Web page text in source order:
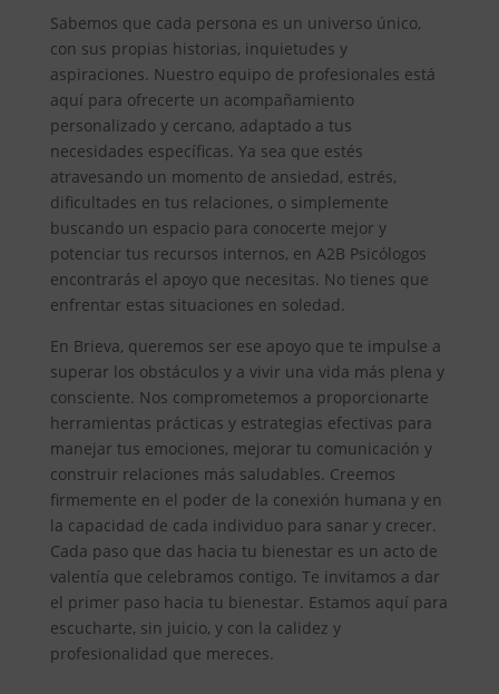
Sabemos que cada persona es un universo único,
con sus propias historias, inquietudes y
aspiraciones. Nuestro equipo de profesionales está
aquí para ofrecerte un acompañamiento
personalizado y cercano, adaptado a tus
necesidades específicas. Ya sea que estés
atravesando un momento de ansiedad, estrés,
dificultades en tus relaciones, o simplemente
buscando un espacio para conocerte mejor y
potenciar tus recursos internos, en A2B Psicólogos
encontrarás el apoyo que necesitas. No tienes que
enfrentar estas situaciones en soledad.
En Brieva, queremos ser ese apoyo que te impulse a
superar los obstáculos y a vivir una vida más plena y
consciente. Nos comprometemos a proporcionarte
herramientas prácticas y estrategias efectivas para
manejar tus emociones, mejorar tu comunicación y
construir relaciones más saludables. Creemos
firmemente en el poder de la conexión humana y en
la capacidad de cada individuo para sanar y crecer.
Cada paso que das hacia tu bienestar es un acto de
valentía que celebramos contigo. Te invitamos a dar
el primer paso hacia tu bienestar. Estamos aquí para
escucharte, sin juicio, y con la calidez y
profesionalidad que mereces.